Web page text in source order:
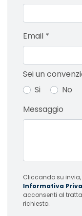
Email *
Sei un
Si
No
Messaggio
Cliccando su
Informativa
acconsenti al
richiesto.